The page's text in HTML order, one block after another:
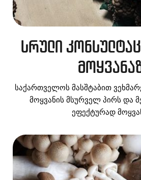
სრული
საქართველოს მასშტაბით
მოყვანის მსურველ პირს და
ეფექტურად